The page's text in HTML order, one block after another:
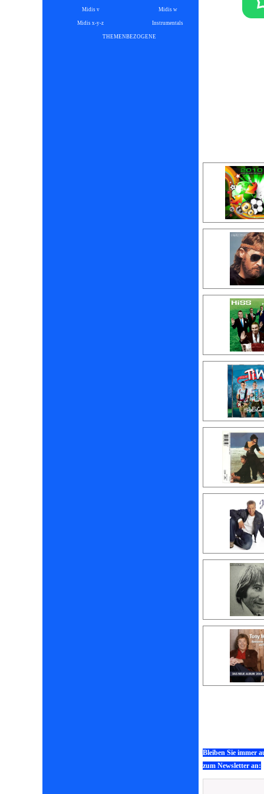
Midis v Midis w
Midis x-y-z Instrumentals
THEMENBEZOGENE
Bleiben Sie immer
zum Newsletter an: